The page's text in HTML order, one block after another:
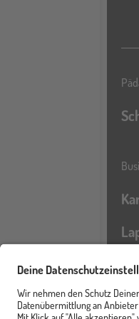
Profil
Merkzettel